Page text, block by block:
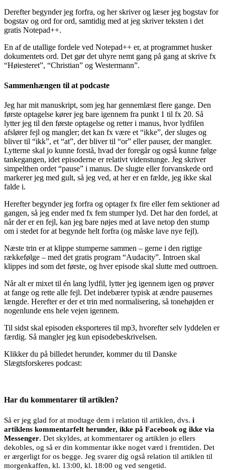
Derefter begynder jeg forfra, og her skriver og læser jeg bogstav for
bogstav og ord for ord, samtidig med at jeg skriver teksten i det
gratis Notepad++.
En af de utallige fordele ved Notepad++ er, at programmet husker
dokumentets ord. Det gør det uhyre nemt gang på gang at skrive fx
“Høiesteret”, “Christian” og Westermann”.
Sammenhængen til at podcaste
Jeg har mit manuskript, som jeg har gennemlæst flere gange. Den
første optagelse kører jeg bare igennem fra punkt 1 til fx 20. Så
lytter jeg til den første optagelse og retter i manus, hvor lydfilen
afslører fejl og mangler; det kan fx være et “ikke”, der sluges og
bliver til “ikk”, et “at”, der bliver til “or” eller pauser, der mangler.
Lytterne skal jo kunne forstå, hvad der foregår og også kunne følge
tankegangen, idet episoderne er relativt videnstunge. Jeg skriver
simpelthen ordet “pause” i manus. De slugte eller forvanskede ord
markerer jeg med gult, så jeg ved, at her er en fælde, jeg ikke skal
falde i.
Herefter begynder jeg forfra og optager fx fire eller fem sektioner ad
gangen, så jeg ender med fx fem stumper lyd. Det har den fordel, at
når der er en fejl, kan jeg bare nøjes med at lave netop den stump
om i stedet for at begynde helt forfra (og måske lave nye fejl).
Næste trin er at klippe stumperne sammen – gerne i den rigtige
rækkefølge – med det gratis program “Audacity”. Introen skal
klippes ind som det første, og hver episode skal slutte med outtroen.
Når alt er mixet til én lang lydfil, lytter jeg igennem igen og prøver
at fange og rette alle fejl. Det indebærer typisk at ændre pausernes
længde. Herefter er der et trin med normalisering, så tonehøjden er
nogenlunde ens hele vejen igennem.
Til sidst skal episoden eksporteres til mp3, hvorefter selv lyddelen er
færdig. Så mangler jeg kun episodebeskrivelsen.
Klikker du på billedet herunder, kommer du til Danske
Slægtsforskeres podcast:
Har du kommentarer til artiklen?
Så er jeg glad for at modtage dem i relation til artiklen, dvs. i
artiklens kommentarfelt herunder, ikke på Facebook og ikke via
Messenger. Det skyldes, at kommentarer og artiklen jo ellers
dekobles, og så er din kommentar ikke noget værd i fremtiden. Det
er ærgerligt for os begge. Jeg svarer dig også relation til artiklen til
morgenkaffen, kl. 13:00, kl. 18:00 og ved sengetid.